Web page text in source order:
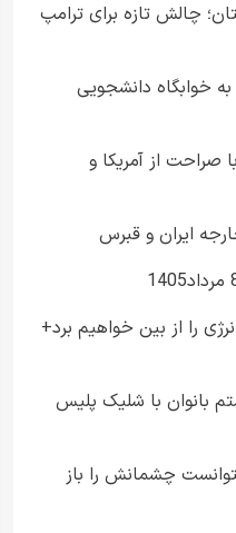
چالش تازه برای ترامپ
خوابگاه دانشجویی
صراحت از آمریکا و
ایران و قبرس
را از بین خواهیم برد+
بانوان با شلیک پلیس
چشمانش را باز